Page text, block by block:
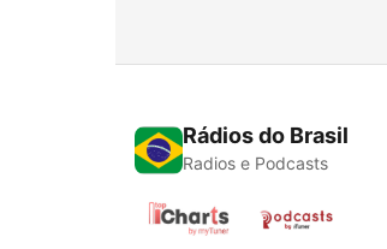
Rádios do Brasil
Radios e Podcasts